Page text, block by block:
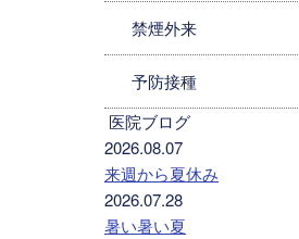
禁煙外来
予防接種
医院ブログ
2026.08.07
来週から夏休み
2026.07.28
暑い暑い夏